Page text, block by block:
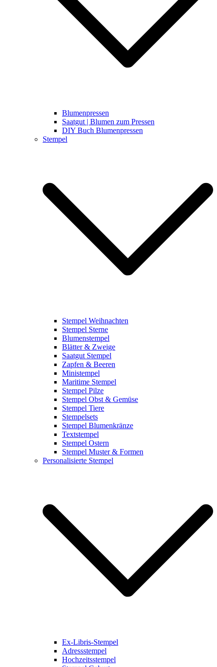
Blumenpressen
Saatgut | Blumen zum Pressen
DIY Buch Blumenpressen
Stempel
Stempel Weihnachten
Stempel Sterne
Blumenstempel
Blätter & Zweige
Saatgut Stempel
Zapfen & Beeren
Ministempel
Maritime Stempel
Stempel Pilze
Stempel Obst & Gemüse
Stempel Tiere
Stempelsets
Stempel Blumenkränze
Textstempel
Stempel Ostern
Stempel Muster & Formen
Personalisierte Stempel
Ex-Libris-Stempel
Adressstempel
Hochzeitsstempel